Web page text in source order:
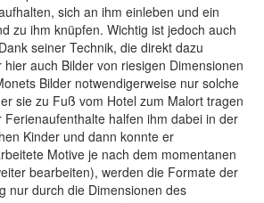
sich an ihm einleben und ein
zu ihm knüpfen. Wichtig ist jedoch auch
seiner Technik, die direkt dazu
auch Bilder von riesigen Dimensionen
Bilder notwendigerweise nur solche
sie zu Fuß vom Hotel zum Malort tragen
halfen ihm dabei in der
Kinder und dann konnte er
Motive je nach dem momentanen
bearbeiten), werden die Formate der
nur durch die Dimensionen des